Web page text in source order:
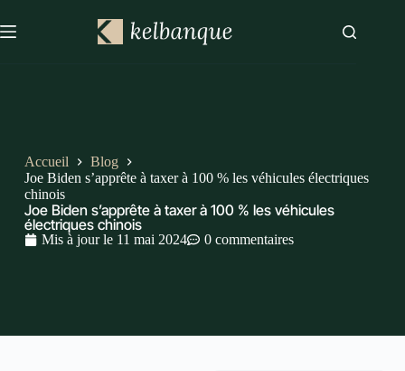
Accueil
Blog
Joe Biden s’apprête à taxer à 100 % les véhicules électriques
chinois
Joe Biden s’apprête à taxer à 100 % les véhicules
électriques chinois
Mis à jour le 11 mai 2024 0 commentaires